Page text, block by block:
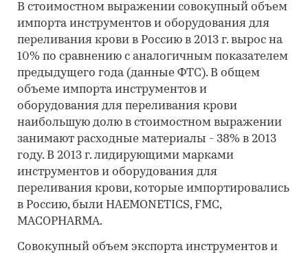
В стоимостном выражении совокупный объем
импорта инструментов и оборудования для
переливания крови в Россию в 2013 г. вырос на
10% по сравнению с аналогичным показателем
предыдущего года (данные ФТС). В общем
объеме импорта инструментов и
оборудования для переливания крови
наибольшую долю в стоимостном выражении
занимают расходные материалы - 38% в 2013
году. В 2013 г. лидирующими марками
инструментов и оборудования для
переливания крови, которые импортировались
в Россию, были HAEMONETICS, FMC,
MACOPHARMA.
Совокупный объем экспорта инструментов и